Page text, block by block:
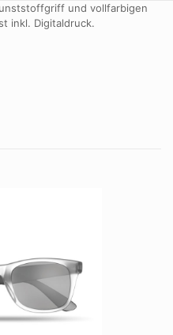
und vollfarbigen
inkl. Digitaldruck.